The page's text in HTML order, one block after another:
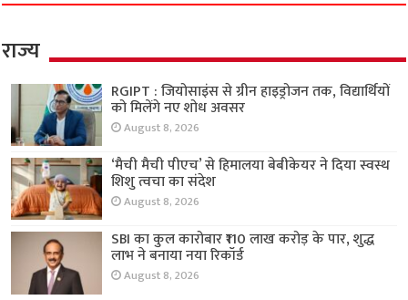
राज्य
RGIPT : जियोसाइंस से ग्रीन हाइड्रोजन तक, विद्यार्थियों
को मिलेंगे नए शोध अवसर
August 8, 2026
‘मैची मैची पीएच’ से हिमालया बेबीकेयर ने दिया स्वस्थ
शिशु त्वचा का संदेश
August 8, 2026
SBI का कुल कारोबार ₹110 लाख करोड़ के पार, शुद्ध
लाभ ने बनाया नया रिकॉर्ड
August 8, 2026